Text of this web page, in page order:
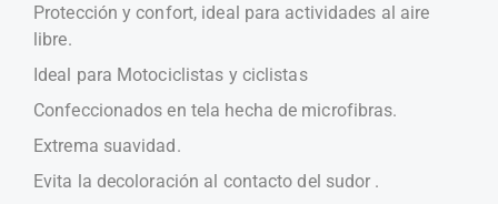
Protección y confort, ideal para actividades al aire
libre.
Ideal para Motociclistas y ciclistas
Confeccionados en tela hecha de microfibras.
Extrema suavidad.
Evita la decoloración al contacto del sudor .